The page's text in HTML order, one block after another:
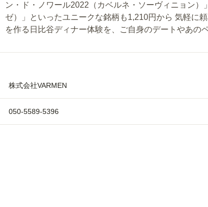
ン・ド・ノワール2022（カベルネ・ソーヴィニョン
ゼ）」といったユニークな銘柄も1,210円から 気軽に
を作る日比谷ディナー体験を、ご自身のデートやあのペ
株式会社VARMEN
050-5589-5396